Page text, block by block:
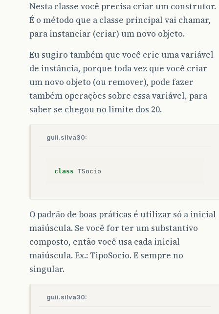
Nesta classe você precisa criar um construtor.
É o método que a classe principal vai chamar,
para instanciar (criar) um novo objeto.
Eu sugiro também que você crie uma variável
de instância, porque toda vez que você criar
um novo objeto (ou remover), pode fazer
também operações sobre essa variável, para
saber se chegou no limite dos 20.
guii.silva30:
class TSocio
O padrão de boas práticas é utilizar só a inicial
maiúscula. Se você for ter um substantivo
composto, então você usa cada inicial
maiúscula. Ex.: TipoSocio. E sempre no
singular.
guii.silva30: